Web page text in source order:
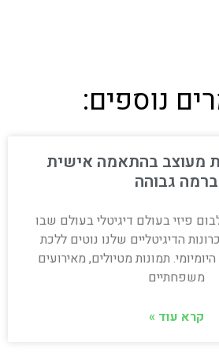
נוספים:
מעוצב בהתאמה אישית
ברמה גבוהה
פיזי בעולם דיגיטלי בעולם שבו
הדיגיטליים שלנו נוטים ללכת
תמונות מטיולים, מאירועים
משפחתיים
קרא עוד »